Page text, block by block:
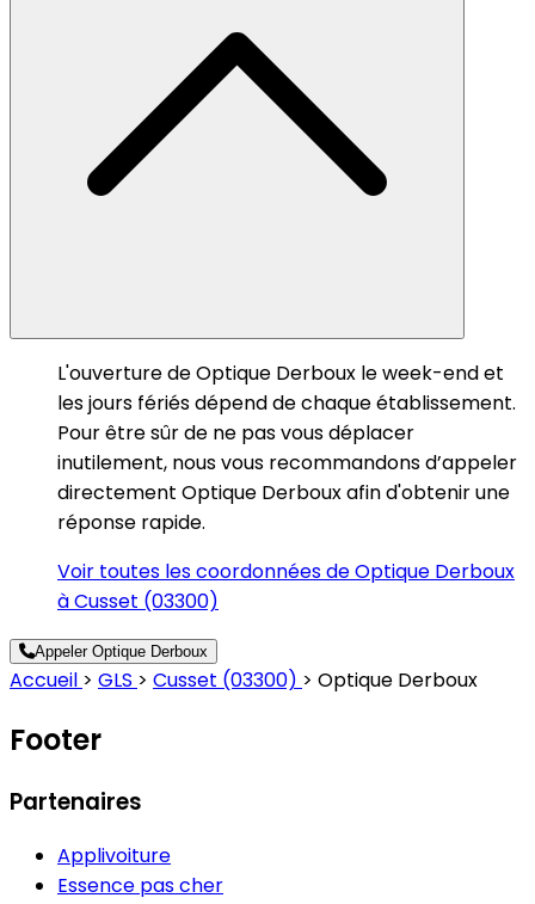
L'ouverture de Optique Derboux le week-end et
les jours fériés dépend de chaque établissement.
Pour être sûr de ne pas vous déplacer
inutilement, nous vous recommandons d’appeler
directement Optique Derboux afin d'obtenir une
réponse rapide.
Voir toutes les coordonnées de Optique Derboux
à Cusset (03300)
Appeler Optique Derboux
Accueil > GLS > Cusset (03300) > Optique Derboux
Footer
Partenaires
Applivoiture
Essence pas cher